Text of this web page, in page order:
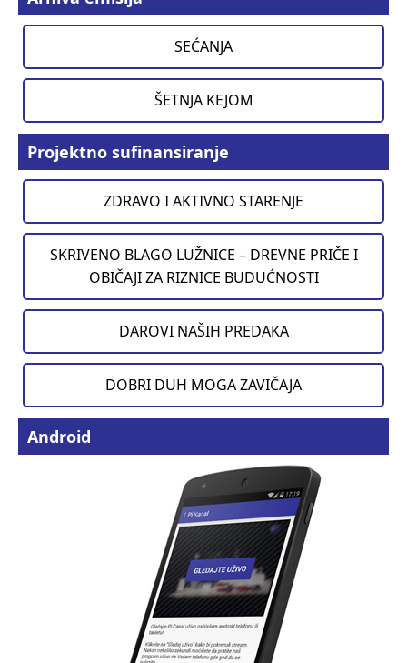
SEĆANJA
ŠETNJA KEJOM
Projektno sufinansiranje
ZDRAVO I AKTIVNO STARENJE
SKRIVENO BLAGO LUŽNICE – DREVNE PRIČE I
OBIČAJI ZA RIZNICE BUDUĆNOSTI
DAROVI NAŠIH PREDAKA
DOBRI DUH MOGA ZAVIČAJA
Android